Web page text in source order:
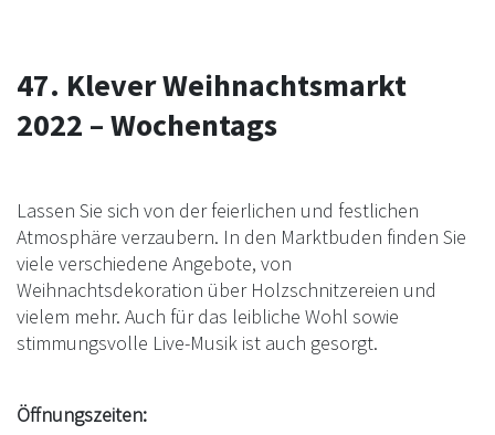
47. Klever Weihnachtsmarkt
2022 – Wochentags
Lassen Sie sich von der feierlichen und festlichen
Atmosphäre verzaubern. In den Marktbuden finden Sie
viele verschiedene Angebote, von
Weihnachtsdekoration über Holzschnitzereien und
vielem mehr. Auch für das leibliche Wohl sowie
stimmungsvolle Live-Musik ist auch gesorgt.
Öffnungszeiten: